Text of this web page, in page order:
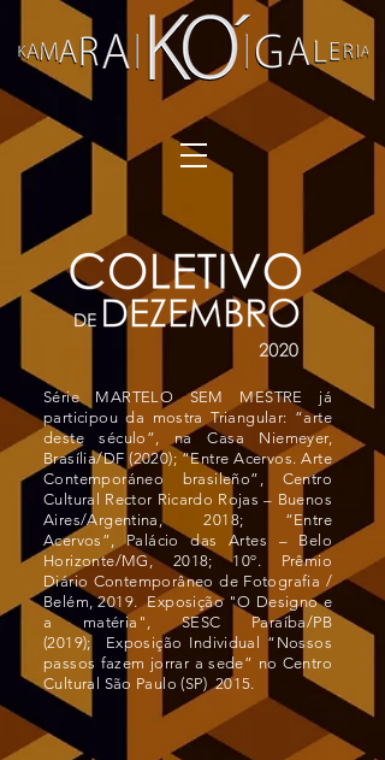
Série MARTELO SEM MESTRE já
participou da mostra Triangular: “arte
deste século”, na Casa Niemeyer,
Brasília/DF (2020); “Entre Acervos. Arte
Contemporáneo brasileño”, Centro
Cultural Rector Ricardo Rojas – Buenos
Aires/Argentina, 2018; “Entre
Acervos”, Palácio das Artes – Belo
Horizonte/MG, 2018; 10º. Prêmio
Diário Contemporâneo de Fotografia /
Belém, 2019. Exposição "O Designo e
a matéria", SESC Paraíba/PB
(2019); Exposição Individual “Nossos
passos fazem jorrar a sede” no Centro
Cultural São Paulo (SP) 2015.